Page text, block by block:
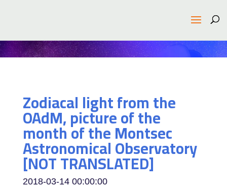
Zodiacal light from the
OAdM, picture of the
month of the Montsec
Astronomical Observatory
[NOT TRANSLATED]
2018-03-14 00:00:00